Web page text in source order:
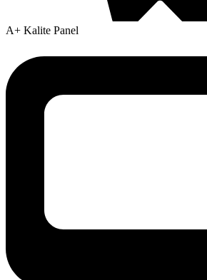
A+ Kalite Panel